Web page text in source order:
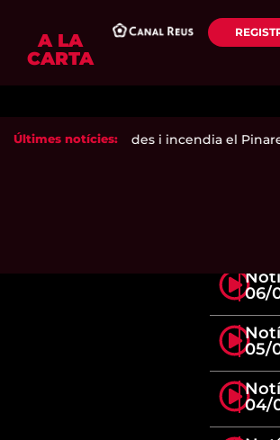
A LA
CARTA
Últimes notícies:
exhaureix entrades i incendia el Pinaret
06/
05/
04/